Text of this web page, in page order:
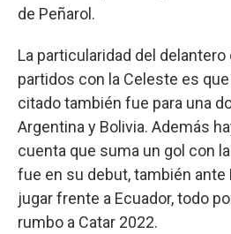
de Peñarol.
La particularidad del
partidos con la Celeste es
citado también fue para una
Argentina y Bolivia. Además
cuenta que suma un gol con
fue en su debut, también ante
jugar frente a Ecuador, todo
rumbo a Catar 2022.